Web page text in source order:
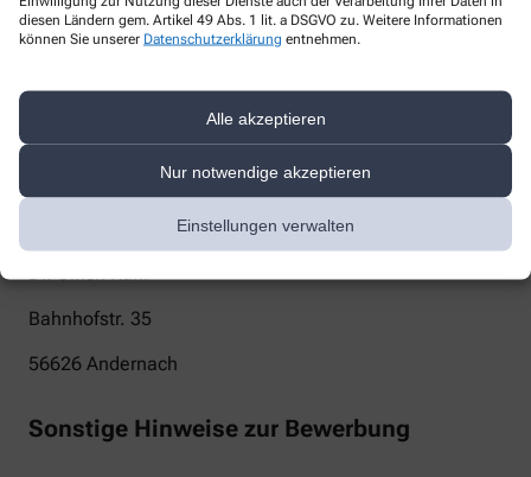
diesen Ländern gem. Artikel 49 Abs. 1 lit. a DSGVO zu. Weitere Informationen
können Sie unserer Datenschutzerklärung entnehmen.
Alle akzeptieren
Nur notwendige akzeptieren
Einstellungen verwalten
info@paradies-apotheke-andernach.de
Paradies Apotheke
Bahnhofstr. 35
56626 Andernach
Sonstige Hinweise zur Bewerbung